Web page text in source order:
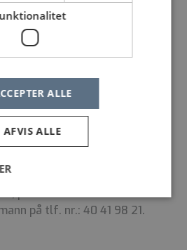
mandag d. 22/6 og
via vores e-
om stillingen ved at ringe til
på tlf. nr.: 20 18 16 88 eller
på tlf. nr.: 40 41 98 21.
ALLE
AFVIS ALLE